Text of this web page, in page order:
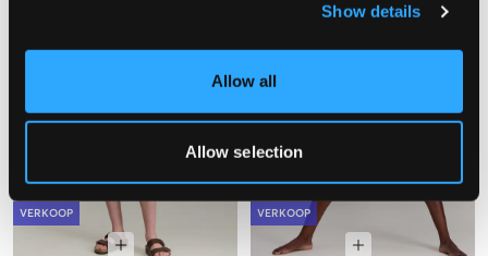
Show details
Allow all
Allow selection
VERKOOP VERKOOP